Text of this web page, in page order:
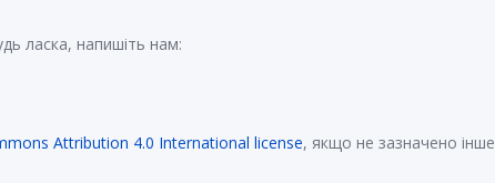
ласка, напишіть нам:
Attribution 4.0 International license, якщо не зазначено інше